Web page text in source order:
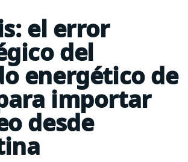
el error
del
energético de
importar
desde